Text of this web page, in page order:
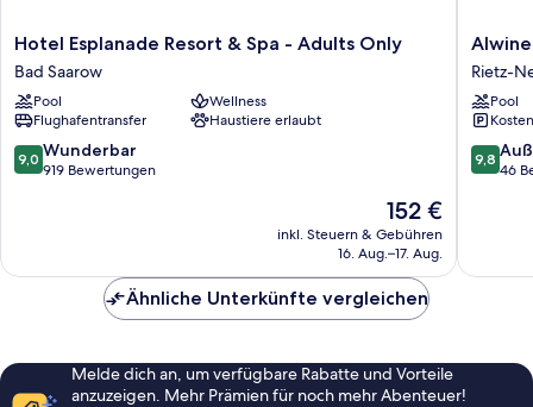
Hotel
Esplanade
Resort
&
Spa
-
Adults
Hotel Esplanade Resort & Spa - Adults Only
Bad Saarow
Pool
Wellness
Flughafentransfer
Haustiere erlaubt
9.0
von
9,0 Wunderbar
919 Bewertungen
Der
Preis
beträgt
152 €
inkl. Steuern & Gebühren
16. Aug.–17. Aug.
Alwine
-
an
den
Rietz-
Rietz-
Pool
9.8
von
9,8
46
Ähnliche Unterkünfte vergleichen
Melde dich an, um verfügbare Rabatte und Vorteile
anzuzeigen. Mehr Prämien für noch mehr Abenteuer!